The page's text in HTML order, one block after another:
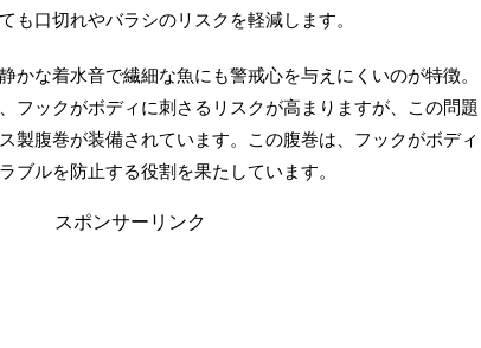
も口切れやバラシのリスクを軽減します。
かな着水音で繊細な魚にも警戒心を与えにくいのが特徴。
フックがボディに刺さるリスクが高まりますが、この問題
製腹巻が装備されています。この腹巻は、フックがボディ
ブルを防止する役割を果たしています。
スポンサーリンク